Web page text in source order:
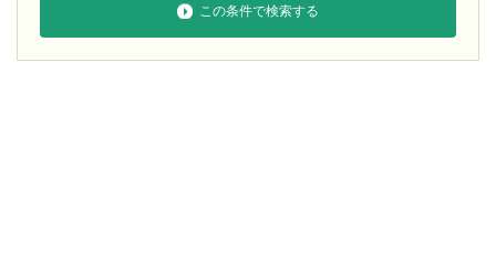
『ニラク大泉店』の情報を更新しました。
2026/07/14
この条件で検索する